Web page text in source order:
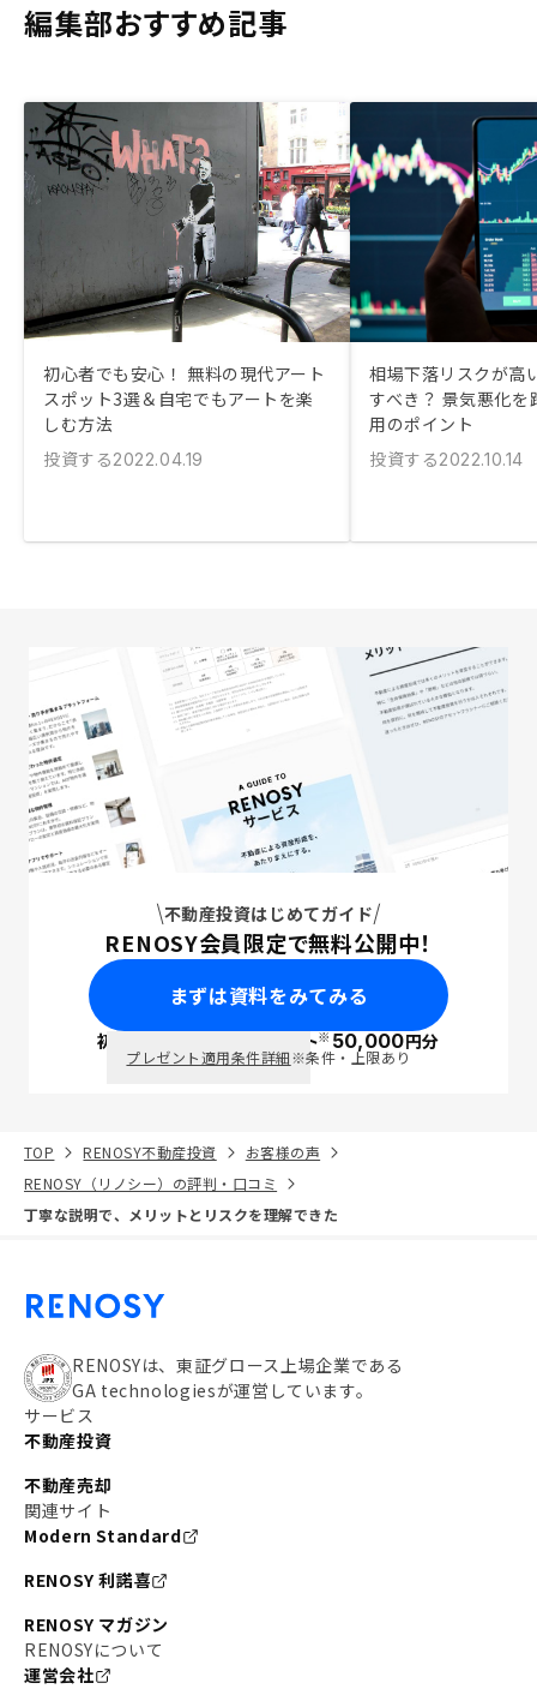
編集部おすすめ記事
初心者でも安心！ 無料の現代アート
スポット3選＆自宅でもアートを楽
しむ方法
投資する2022.04.19
相場下落リスクが高
すべき？ 景気悪化を
用のポイント
投資する2022.10.14
不動産投資はじめてガイド
RENOSY会員限定で無料公開中！
まずは資料をみてみる
初回面談で ポイント※50,000円分
プレゼント適用条件詳細※条件・上限あり
TOP RENOSY不動産投資
お客様の声
RENOSY（リノシー）の評判・口コミ
丁寧な説明で、メリットとリスクを理解できた
RENOSYは、東証グロース上場企業である
GA technologiesが運営しています。
サービス
不動産投資
不動産売却
関連サイト
Modern Standard
RENOSY 利諾喜
RENOSY マガジン
RENOSYについて
運営会社